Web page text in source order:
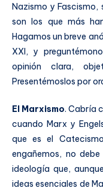
Nazismo y Fascismo,
son los que más
Hagamos un breve
XXI, y
opinión clara,
Presentémoslos por
El Marxismo. Cabría
cuando Marx y
que es el
engañemos, no
ideología que,
ideas esenciales de